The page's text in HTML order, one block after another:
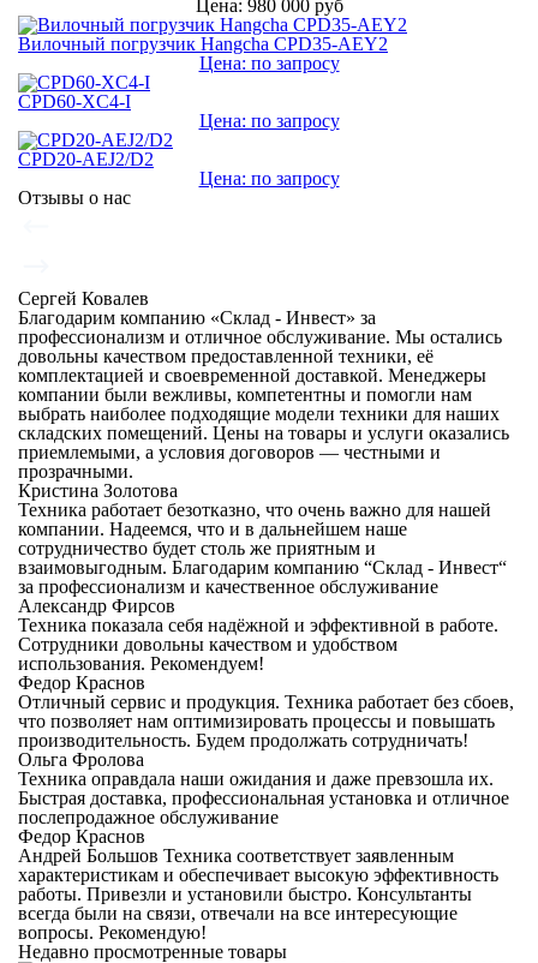
Цена: 980 000 руб
Вилочный погрузчик Hangcha CPD35-AEY2
Цена: по запросу
CPD60-XC4-I
Цена: по запросу
CPD20-AEJ2/D2
Цена: по запросу
Отзывы о нас
Сергей Ковалев
Благодарим компанию «Склад - Инвест» за
профессионализм и отличное обслуживание. Мы остались
довольны качеством предоставленной техники, её
комплектацией и своевременной доставкой. Менеджеры
компании были вежливы, компетентны и помогли нам
выбрать наиболее подходящие модели техники для наших
складских помещений. Цены на товары и услуги оказались
приемлемыми, а условия договоров — честными и
прозрачными.
Кристина Золотова
Техника работает безотказно, что очень важно для нашей
компании. Надеемся, что и в дальнейшем наше
сотрудничество будет столь же приятным и
взаимовыгодным. Благодарим компанию “Склад - Инвест“
за профессионализм и качественное обслуживание
Александр Фирсов
Техника показала себя надёжной и эффективной в работе.
Сотрудники довольны качеством и удобством
использования. Рекомендуем!
Федор Краснов
Отличный сервис и продукция. Техника работает без сбоев,
что позволяет нам оптимизировать процессы и повышать
производительность. Будем продолжать сотрудничать!
Ольга Фролова
Техника оправдала наши ожидания и даже превзошла их.
Быстрая доставка, профессиональная установка и отличное
послепродажное обслуживание
Федор Краснов
Андрей Большов Техника соответствует заявленным
характеристикам и обеспечивает высокую эффективность
работы. Привезли и установили быстро. Консультанты
всегда были на связи, отвечали на все интересующие
вопросы. Рекомендую!
Недавно просмотренные товары